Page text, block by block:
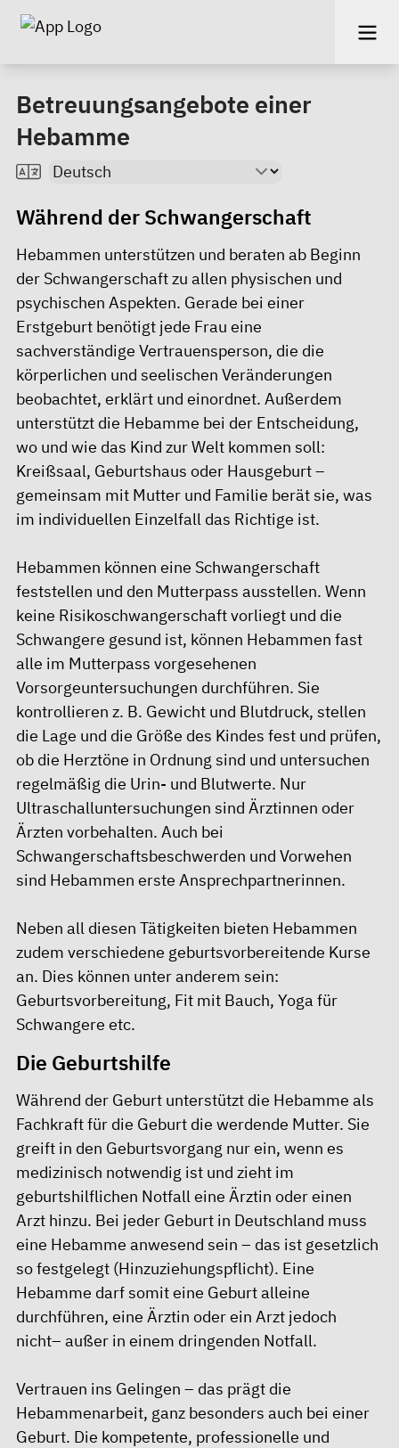
Betreuungsangebote einer
Hebamme
Während der Schwangerschaft
Hebammen unterstützen und beraten ab Beginn
der Schwangerschaft zu allen physischen und
psychischen Aspekten. Gerade bei einer
Erstgeburt benötigt jede Frau eine
sachverständige Vertrauensperson, die die
körperlichen und seelischen Veränderungen
beobachtet, erklärt und einordnet. Außerdem
unterstützt die Hebamme bei der Entscheidung,
wo und wie das Kind zur Welt kommen soll:
Kreißsaal, Geburtshaus oder Hausgeburt –
gemeinsam mit Mutter und Familie berät sie, was
im individuellen Einzelfall das Richtige ist.
Hebammen können eine Schwangerschaft
feststellen und den Mutterpass ausstellen. Wenn
keine Risikoschwangerschaft vorliegt und die
Schwangere gesund ist, können Hebammen fast
alle im Mutterpass vorgesehenen
Vorsorgeuntersuchungen durchführen. Sie
kontrollieren z. B. Gewicht und Blutdruck, stellen
die Lage und die Größe des Kindes fest und prüfen,
ob die Herztöne in Ordnung sind und untersuchen
regelmäßig die Urin- und Blutwerte. Nur
Ultraschalluntersuchungen sind Ärztinnen oder
Ärzten vorbehalten. Auch bei
Schwangerschaftsbeschwerden und Vorwehen
sind Hebammen erste Ansprechpartnerinnen.
Neben all diesen Tätigkeiten bieten Hebammen
zudem verschiedene geburtsvorbereitende Kurse
an. Dies können unter anderem sein:
Geburtsvorbereitung, Fit mit Bauch, Yoga für
Schwangere etc.
Die Geburtshilfe
Während der Geburt unterstützt die Hebamme als
Fachkraft für die Geburt die werdende Mutter. Sie
greift in den Geburtsvorgang nur ein, wenn es
medizinisch notwendig ist und zieht im
geburtshilflichen Notfall eine Ärztin oder einen
Arzt hinzu. Bei jeder Geburt in Deutschland muss
eine Hebamme anwesend sein – das ist gesetzlich
so festgelegt (Hinzuziehungspflicht). Eine
Hebamme darf somit eine Geburt alleine
durchführen, eine Ärztin oder ein Arzt jedoch
nicht– außer in einem dringenden Notfall.
Vertrauen ins Gelingen – das prägt die
Hebammenarbeit, ganz besonders auch bei einer
Geburt. Die kompetente, professionelle und